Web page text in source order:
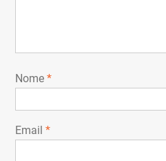
Nome *
Email *